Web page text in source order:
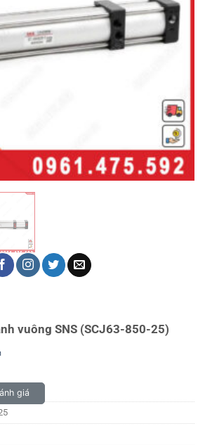
vuông SNS (SCJ63-850-25)
giá